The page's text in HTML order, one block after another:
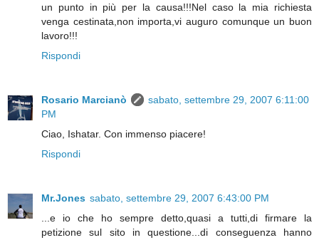
un punto in più per la causa!!!Nel caso la mia richiesta
venga cestinata,non importa,vi auguro comunque un buon
lavoro!!!
Rispondi
Rosario Marcianò
sabato, settembre 29, 2007 6:11:00
PM
Ciao, Ishatar. Con immenso piacere!
Rispondi
Mr.Jones sabato, settembre 29, 2007 6:43:00 PM
...e io che ho sempre detto,quasi a tutti,di firmare la
petizione sul sito in questione...di conseguenza hanno